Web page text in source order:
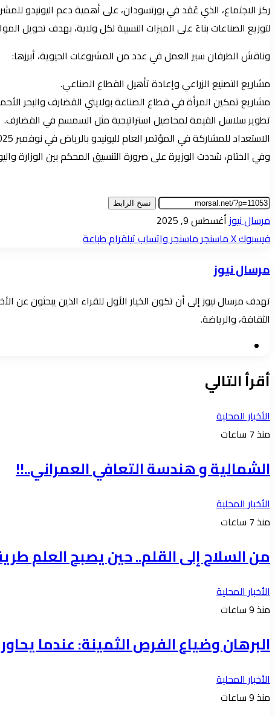
ركز الاجتماع، الذي عُقد في بورتسودان، على أهمية دعم اليونيدو
لتوزيع الصناعات بناءً على الميزات النسبية لكل ولاية، بهدف تحويل
وناقش الطرفان سير العمل في عدد من المشروعات الحيوية، أبرزها:
مشاريع التصنيع الزراعي وإعادة تأهيل القطاع الصناعي.
مشاريع تمكين المرأة في قطاع الصناعة بولايتي القضارف والبحر
تطوير سلاسل القيمة لمحاصيل استراتيجية مثل السمسم في القضارف.
الاستعداد للمشاركة في المؤتمر العام لليونيدو بالرياض في نوفمبر 2025، حيث يخطط السودان لعرض نماذج مشاريع صناعية مبتكرة تساهم في جهود إعادة الإعمار.
وفي الختام، شددت الوزيرة على ضرورة التنسيق المحكم بين الوزارة
نسخ الرابط
مرسال نيوزأرسل
بريدا
أغسطس 9, 2025
فيسبوك‫Xماسنجرماسنجرواتسابتيلقرامطباعة
مرسال نيوز
تهدف مرسال نيوز إلى أن تكون الخيار الأول للقراء الذين يبحثون
الثقافة، والرياضة.
أقرأ التالي
الأخبار المحلية
منذ 7 ساعات
الشمالية و هندسة التعافي العمراني..!!
الأخبار المحلية
منذ 7 ساعات
من السلاح إلى القلم.. حين يصبح العلم
الأخبار المحلية
منذ 9 ساعات
البرهان وضياع الفرص الثمينة: عندما يحاور
الأخبار المحلية
منذ 9 ساعات